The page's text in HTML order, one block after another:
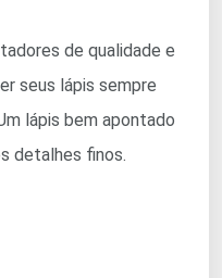
de qualidade e
seus lápis sempre
lápis bem apontado
detalhes finos.